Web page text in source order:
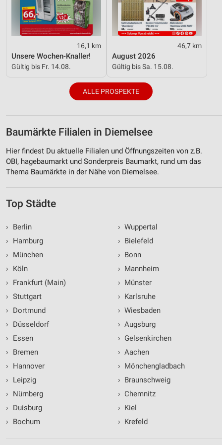
16,1 km
Unsere Wochen-Knaller!
Gültig bis Fr. 14.08.
46,7 km
August 2026
Gültig bis Sa. 15.08.
ALLE PROSPEKTE
Baumärkte Filialen in Diemelsee
Hier findest Du aktuelle Filialen und Öffnungszeiten von z.B.
OBI, hagebaumarkt und Sonderpreis Baumarkt, rund um das
Thema Baumärkte in der Nähe von Diemelsee.
Top Städte
›
Berlin
›
Hamburg
›
München
›
Köln
›
Frankfurt (Main)
› Stuttgart
›
Dortmund
›
Düsseldorf
›
Essen
›
Bremen
›
Hannover
›
Leipzig
›
Nürnberg
›
Duisburg
›
Bochum
› Wuppertal
› Bielefeld
› Bonn
› Mannheim
› Münster
› Karlsruhe
› Wiesbaden
› Augsburg
› Gelsenkirchen
› Aachen
› Mönchengladbach
› Braunschweig
› Chemnitz
› Kiel
› Krefeld